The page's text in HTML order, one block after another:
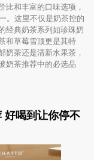
比和丰富的口味选项，
。这里不仅是奶茶控的
经典奶茶系列如珍珠奶
和草莓雪顶更是其特
奶茶还是清新水果茶，
奶茶推荐中的必选品
好喝到让你停不